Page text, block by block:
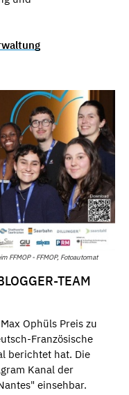
FFMOP - FFMOP, Fotoautomat
TEAM
Ophüls Preis zu
Französische
berichtet hat. Die
Kanal der
einsehbar.